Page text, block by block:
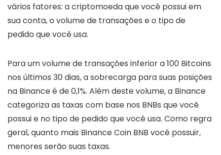
vários fatores: a criptomoeda que você possui em
sua conta, o volume de transações e o tipo de
pedido que você usa.
Para um volume de transações inferior a 100 Bitcoins
nos últimos 30 dias, a sobrecarga para suas posições
na Binance é de 0,1%. Além deste volume, a Binance
categoriza as taxas com base nos BNBs que você
possui e no tipo de pedido que você usa. Como regra
geral, quanto mais Binance Coin BNB você possuir,
menores serão suas taxas.